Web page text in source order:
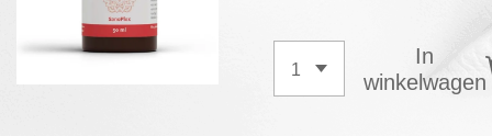
In
winkelwagen